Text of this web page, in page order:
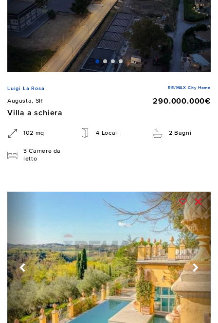
Luigi La Rosa RE/MAX City Home
Augusta, SR
290.000.000€
Villa a schiera
102 mq 4 Locali 2 Bagni
3 Camere da
letto